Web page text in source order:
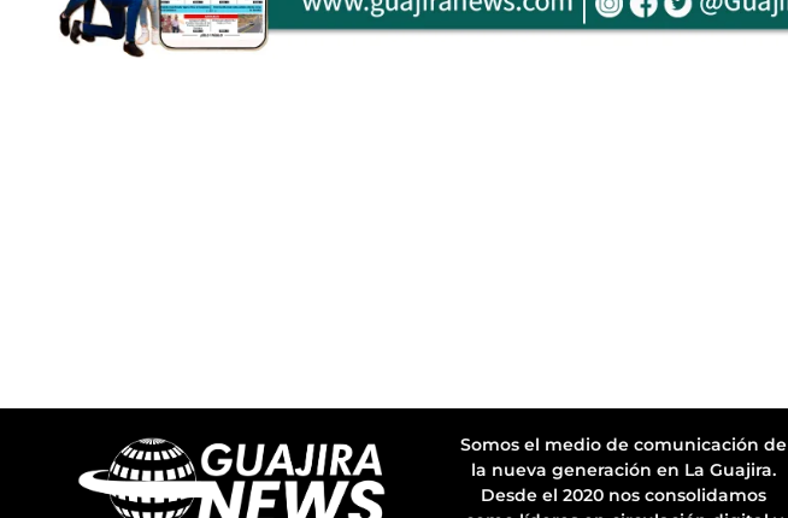
Somos el medio de comunicación de
la nueva generación en La Guajira.
Desde el 2020 nos consolidamos